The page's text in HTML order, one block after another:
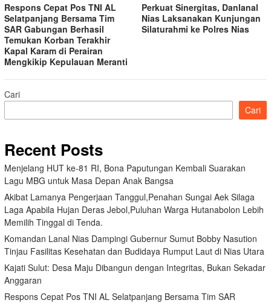
Respons Cepat Pos TNI AL
Selatpanjang Bersama Tim
SAR Gabungan Berhasil
Temukan Korban Terakhir
Kapal Karam di Perairan
Mengkikip Kepulauan Meranti
Perkuat Sinergitas, Danlanal
Nias Laksanakan Kunjungan
Silaturahmi ke Polres Nias
Cari
Cari
Recent Posts
Menjelang HUT ke-81 RI, Bona Paputungan Kembali Suarakan
Lagu MBG untuk Masa Depan Anak Bangsa
Akibat Lamanya Pengerjaan Tanggul,Penahan Sungai Aek Silaga
Laga Apabila Hujan Deras Jebol,Puluhan Warga Hutanabolon Lebih
Memilih Tinggal di Tenda.
Komandan Lanal Nias Dampingi Gubernur Sumut Bobby Nasution
Tinjau Fasilitas Kesehatan dan Budidaya Rumput Laut di Nias Utara
Kajati Sulut: Desa Maju Dibangun dengan Integritas, Bukan Sekadar
Anggaran
Respons Cepat Pos TNI AL Selatpanjang Bersama Tim SAR